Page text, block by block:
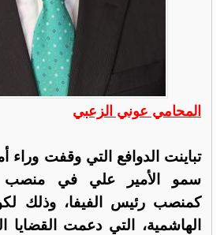
المحامي عوني الزعبي
تباينت الدوافع التي وقفت وراء
سمو الأمير علي في منصب
كمنصب رئيس الفيفا، وذلك
الهاشمية، التي دعمت القضايا